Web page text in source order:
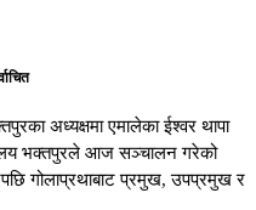
अध्यक्षमा एमालेका ईश्वर थापा
भक्तपुरले आज सञ्चालन गरेको
गोलाप्रथाबाट प्रमुख, उपप्रमुख र